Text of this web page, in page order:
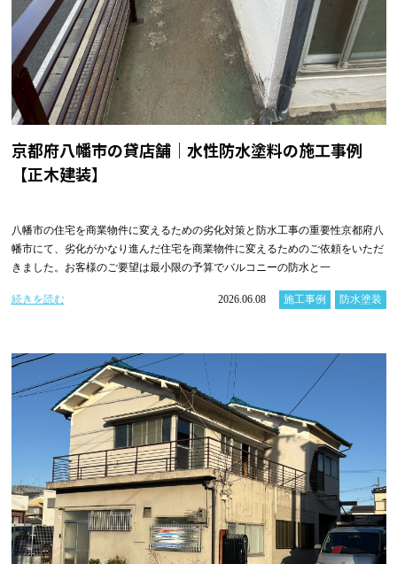
京都府八幡市の貸店舗｜水性防水塗料の施工事例
【正木建装】
八幡市の住宅を商業物件に変えるための劣化対策と防水工事の重要性京都府八
幡市にて、劣化がかなり進んだ住宅を商業物件に変えるためのご依頼をいただ
きました。お客様のご要望は最小限の予算でバルコニーの防水と一
続きを読む 2026.06.08 施工事例 防水塗装